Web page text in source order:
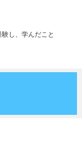
し、学んだこと